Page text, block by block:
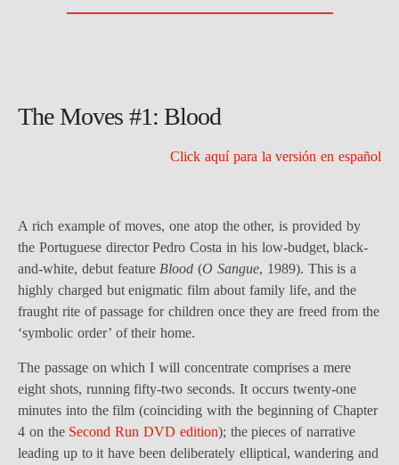
The Moves #1: Blood
Click aquí para la versión en español
A rich example of moves, one atop the other, is provided by
the Portuguese director Pedro Costa in his low-budget, black-
and-white, debut featureBlood (O Sangue, 1989). This is a
highly charged but enigmatic film about family life, and the
fraught rite of passage for children once they are freed from the
‘symbolic order’ of their home.
The passage on which I will concentrate comprises a mere
eight shots, running fifty-two seconds. It occurs twenty-one
minutes into the film (coinciding with the beginning of Chapter
4 on the Second Run DVD edition); the pieces of narrative
leading up to it have been deliberately elliptical, wandering and